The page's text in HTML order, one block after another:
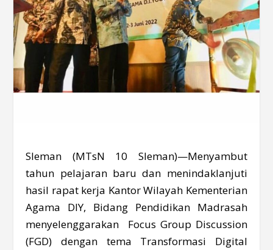
Sleman (MTsN 10 Sleman)—Menyambut
tahun pelajaran baru dan menindaklanjuti
hasil rapat kerja Kantor Wilayah Kementerian
Agama DIY, Bidang Pendidikan Madrasah
menyelenggarakan Focus Group Discussion
(FGD) dengan tema Transformasi Digital